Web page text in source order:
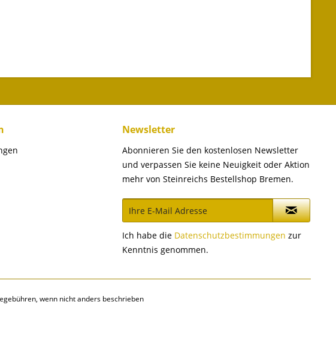
Newsletter
Abonnieren Sie den kostenlosen Newsletter
und verpassen Sie keine Neuigkeit oder Aktion
mehr von Steinreichs Bestellshop Bremen.
Ich habe die Datenschutzbestimmungen zur
Kenntnis genommen.
wenn nicht anders beschrieben